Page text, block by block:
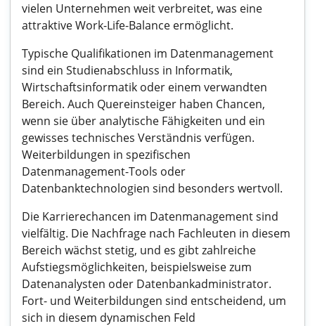
vielen Unternehmen weit verbreitet, was eine
attraktive Work-Life-Balance ermöglicht.
Typische Qualifikationen im Datenmanagement
sind ein Studienabschluss in Informatik,
Wirtschaftsinformatik oder einem verwandten
Bereich. Auch Quereinsteiger haben Chancen,
wenn sie über analytische Fähigkeiten und ein
gewisses technisches Verständnis verfügen.
Weiterbildungen in spezifischen
Datenmanagement-Tools oder
Datenbanktechnologien sind besonders wertvoll.
Die Karrierechancen im Datenmanagement sind
vielfältig. Die Nachfrage nach Fachleuten in diesem
Bereich wächst stetig, und es gibt zahlreiche
Aufstiegsmöglichkeiten, beispielsweise zum
Datenanalysten oder Datenbankadministrator.
Fort- und Weiterbildungen sind entscheidend, um
sich in diesem dynamischen Feld